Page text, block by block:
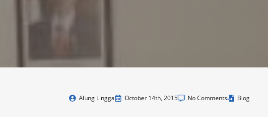
Alung Lingga October 14th, 2015 No Comments Blog